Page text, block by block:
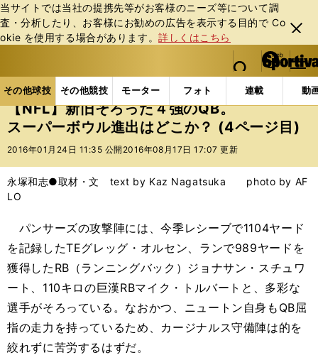
当サイトでは当社の提携先等がお客様のニーズ等について調
査・分析したり、お客様にお勧めの広告を表⽰する⽬的で Co
okie を使⽤する場合があります。詳しくはこちら
閉じ
る
web Sportiva (webスポルティーバ)
検索
マイペ
ー
ジ
メニュ
その他球技 その他競技 モーター フォト 連載 動
ス
ポ
ル
バ
その他球技の記事一覧 その他球技 【NFL】新旧そ
【NFL】新旧そろった４強のQB。
スーパーボウル進出はどこか？ (4ページ目)
2016年01月24日 11:35 公開 2016年08月17日 17:07 更新
永塚和志●取材・文 text by Kaz Nagatsuka photo by AF
LO
パンサーズの攻撃陣には、今季レシーブで1104ヤード
を記録したTEグレッグ・オルセン、ランで989ヤードを
獲得したRB（ランニングバック）ジョナサン・スチュワ
ート、110キロの巨漢RBマイク・トルバートと、多彩な
選手がそろっている。なおかつ、ニュートン自身もQB屈
指の走力を持っているため、カージナルス守備陣は的を
絞れずに苦労するはずだ。